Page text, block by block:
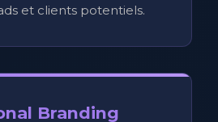
et clients potentiels.
Branding